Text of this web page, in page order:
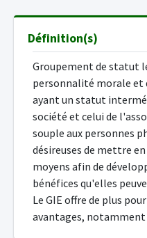
Définition(s)
Groupement de statut
personnalité morale et
ayant un statut
société et celui de
souple aux personnes
désireuses de mettre
moyens afin de
bénéfices qu'elles
Le GIE offre de plus
avantages,